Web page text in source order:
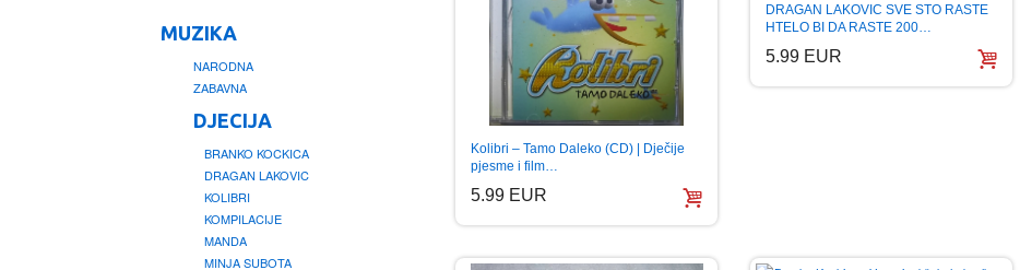
Kolibri – Tamo Daleko (CD) | Dječije
pjesme i film…
5.99 EUR
DRAGAN LAKOVIC SVE STO RASTE
HTELO BI DA RASTE 200…
5.99 EUR
MUZIKA
NARODNA
ZABAVNA
DJECIJA
BRANKO KOCKICA
DRAGAN LAKOVIC
KOLIBRI
KOMPILACIJE
MANDA
MINJA SUBOTA